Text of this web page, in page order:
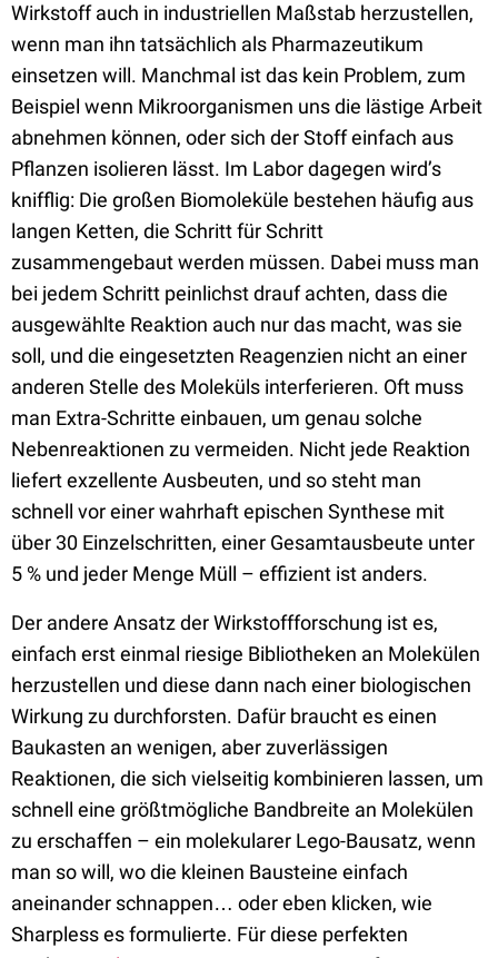
Wirkstoff auch in industriellen Maßstab herzustellen,
wenn man ihn tatsächlich als Pharmazeutikum
einsetzen will. Manchmal ist das kein Problem, zum
Beispiel wenn Mikroorganismen uns die lästige Arbeit
abnehmen können, oder sich der Stoff einfach aus
Pflanzen isolieren lässt. Im Labor dagegen wird’s
knifflig: Die großen Biomoleküle bestehen häufig aus
langen Ketten, die Schritt für Schritt
zusammengebaut werden müssen. Dabei muss man
bei jedem Schritt peinlichst drauf achten, dass die
ausgewählte Reaktion auch nur das macht, was sie
soll, und die eingesetzten Reagenzien nicht an einer
anderen Stelle des Moleküls interferieren. Oft muss
man Extra-Schritte einbauen, um genau solche
Nebenreaktionen zu vermeiden. Nicht jede Reaktion
liefert exzellente Ausbeuten, und so steht man
schnell vor einer wahrhaft epischen Synthese mit
über 30 Einzelschritten, einer Gesamtausbeute unter
5 % und jeder Menge Müll – effizient ist anders.
Der andere Ansatz der Wirkstoffforschung ist es,
einfach erst einmal riesige Bibliotheken an Molekülen
herzustellen und diese dann nach einer biologischen
Wirkung zu durchforsten. Dafür braucht es einen
Baukasten an wenigen, aber zuverlässigen
Reaktionen, die sich vielseitig kombinieren lassen, um
schnell eine größtmögliche Bandbreite an Molekülen
zu erschaffen – ein molekularer Lego-Bausatz, wenn
man so will, wo die kleinen Bausteine einfach
aneinander schnappen… oder eben klicken, wie
Sharpless es formulierte. Für diese perfekten